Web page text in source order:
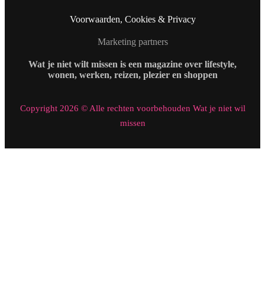
Voorwaarden, Cookies & Privacy
Marketing partners
Wat je niet wilt missen is een magazine over lifestyle,
wonen, werken, reizen, plezier en shoppen
Copyright 2026 © Alle rechten voorbehouden Wat je niet wil
missen